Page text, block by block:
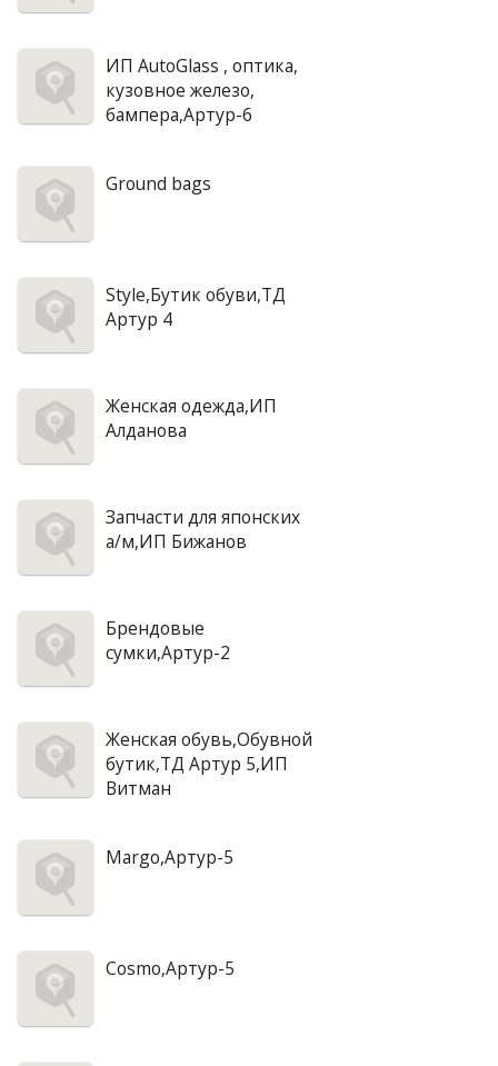
ИП AutoGlass , оптика,
кузовное железо,
бампера,Артур-6
Ground bags
Style,Бутик обуви,ТД
Артур 4
Женская одежда,ИП
Алданова
Запчасти для японских
а/м,ИП Бижанов
Брендовые
сумки,Артур-2
Женская обувь,Обувной
бутик,ТД Артур 5,ИП
Витман
Margo,Артур-5
Cosmo,Артур-5